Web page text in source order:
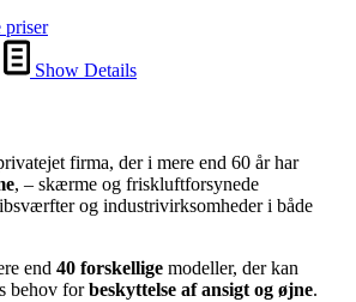
priser
Show Details
firma, der i mere end 60 år har
, – skærme og friskluftforsynede
og industrivirksomheder i både
end 40 forskellige modeller, der kan
behov forbeskyttelse af ansigt og øjne.⁩